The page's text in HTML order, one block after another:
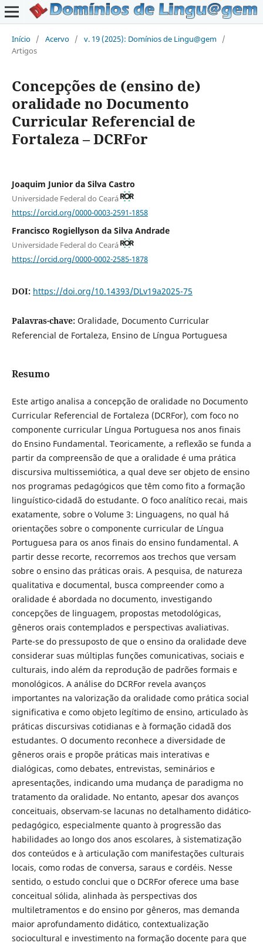
Início / Acervo / v. 19 (2025): Domínios de Lingu@gem /
Artigos
Concepções de (ensino de)
oralidade no Documento
Curricular Referencial de
Fortaleza – DCRFor
Joaquim Junior da Silva Castro
Universidade Federal do Ceará
https://orcid.org/0000-0003-2591-1858
Francisco Rogiellyson da Silva Andrade
Universidade Federal do Ceará
https://orcid.org/0000-0002-2585-1878
DOI: https://doi.org/10.14393/DLv19a2025-75
Palavras-chave: Oralidade, Documento Curricular
Referencial de Fortaleza, Ensino de Língua Portuguesa
Resumo
Este artigo analisa a concepção de oralidade no Documento
Curricular Referencial de Fortaleza (DCRFor), com foco no
componente curricular Língua Portuguesa nos anos finais
do Ensino Fundamental. Teoricamente, a reflexão se funda a
partir da compreensão de que a oralidade é uma prática
discursiva multissemiótica, a qual deve ser objeto de ensino
nos programas pedagógicos que têm como fito a formação
linguístico-cidadã do estudante. O foco analítico recai, mais
exatamente, sobre o Volume 3: Linguagens, no qual há
orientações sobre o componente curricular de Língua
Portuguesa para os anos finais do ensino fundamental. A
partir desse recorte, recorremos aos trechos que versam
sobre o ensino das práticas orais. A pesquisa, de natureza
qualitativa e documental, busca compreender como a
oralidade é abordada no documento, investigando
concepções de linguagem, propostas metodológicas,
gêneros orais contemplados e perspectivas avaliativas.
Parte-se do pressuposto de que o ensino da oralidade deve
considerar suas múltiplas funções comunicativas, sociais e
culturais, indo além da reprodução de padrões formais e
monológicos. A análise do DCRFor revela avanços
importantes na valorização da oralidade como prática social
significativa e como objeto legítimo de ensino, articulado às
práticas discursivas cotidianas e à formação cidadã dos
estudantes. O documento reconhece a diversidade de
gêneros orais e propõe práticas mais interativas e
dialógicas, como debates, entrevistas, seminários e
apresentações, indicando uma mudança de paradigma no
tratamento da oralidade. No entanto, apesar dos avanços
conceituais, observam-se lacunas no detalhamento didático-
pedagógico, especialmente quanto à progressão das
habilidades ao longo dos anos escolares, à sistematização
dos conteúdos e à articulação com manifestações culturais
locais, como rodas de conversa, saraus e cordéis. Nesse
sentido, o estudo conclui que o DCRFor oferece uma base
conceitual sólida, alinhada às perspectivas dos
multiletramentos e do ensino por gêneros, mas demanda
maior aprofundamento didático, contextualização
sociocultural e investimento na formação docente para que